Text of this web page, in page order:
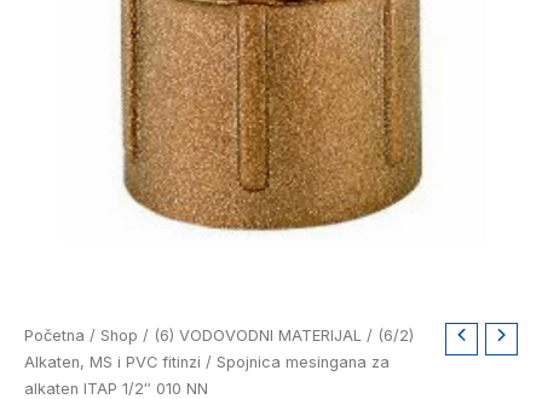
Početna / Shop / (6) VODOVODNI MATERIJAL / (6/2)
Alkaten, MS i PVC fitinzi / Spojnica mesingana za
alkaten ITAP 1/2″ 010 NN
Spojnica
mesingana
za